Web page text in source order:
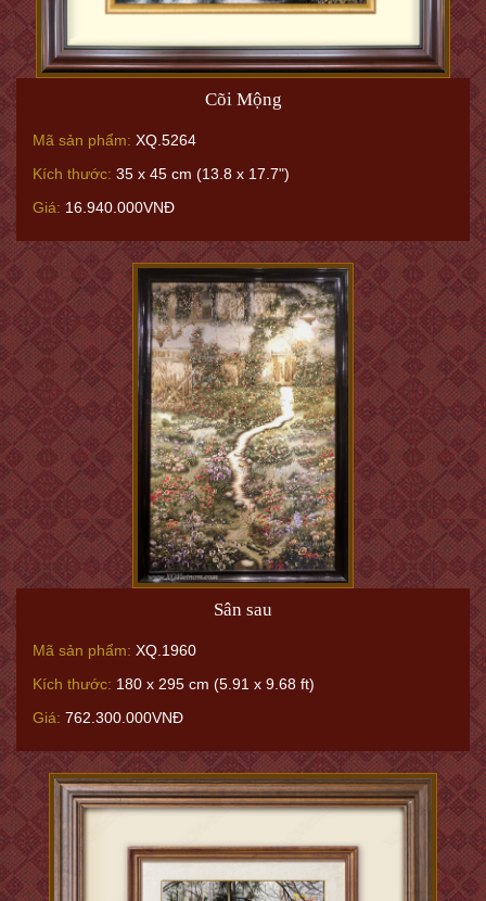
Cõi Mộng
Mã sản phẩm: XQ.5264
Kích thước: 35 x 45 cm (13.8 x 17.7")
Giá: 16.940.000VNĐ
Sân sau
Mã sản phẩm: XQ.1960
Kích thước: 180 x 295 cm (5.91 x 9.68 ft)
Giá: 762.300.000VNĐ